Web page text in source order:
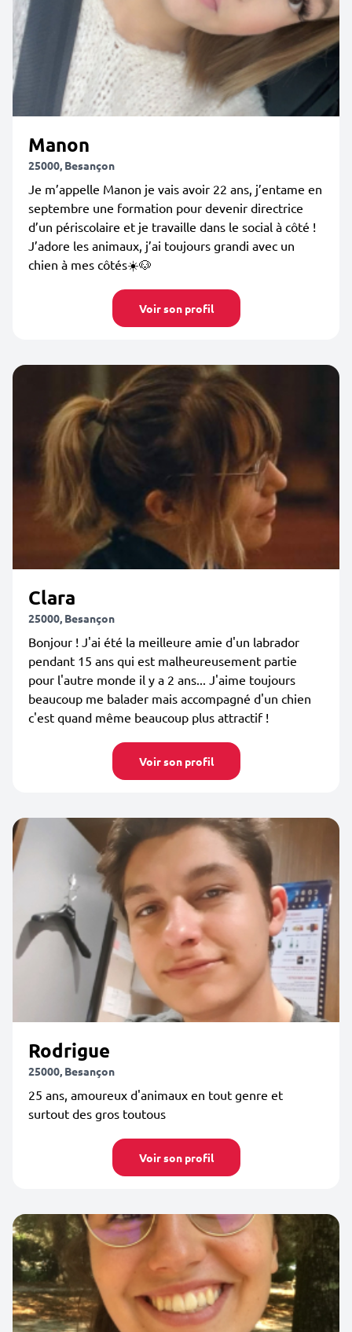
Manon
25000, Besançon
Je m’appelle Manon je vais avoir 22 ans, j’entame en
septembre une formation pour devenir directrice
d’un périscolaire et je travaille dans le social à côté !
J’adore les animaux, j’ai toujours grandi avec un
chien à mes côtés☀️🐶
Voir son profil
Clara
25000, Besançon
Bonjour ! J'ai été la meilleure amie d'un labrador
pendant 15 ans qui est malheureusement partie
pour l'autre monde il y a 2 ans... J'aime toujours
beaucoup me balader mais accompagné d'un chien
c'est quand même beaucoup plus attractif !
Voir son profil
Rodrigue
25000, Besançon
25 ans, amoureux d'animaux en tout genre et
surtout des gros toutous
Voir son profil